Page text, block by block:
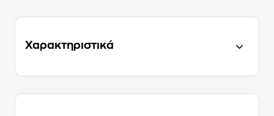
Χαρακτηριστικά